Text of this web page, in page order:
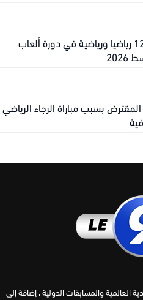
يشارك بـ 120 رياضيا ورياضية في دورة ألعاب
بسبب مباراة الرجاء الرياضي
والمسابقات الدولية ، إضافة إلى